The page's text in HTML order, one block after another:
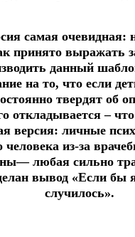
самая очевидная:
принято выражать
данный
на то, что если
твердят об
откладывается –
версия: личные
из-за
любая сильно
вывод «Если бы
случилось».